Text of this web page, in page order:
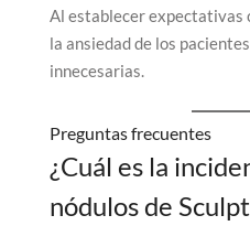
Al establecer expectativas
la ansiedad de los
innecesarias.
Preguntas frecuentes
¿Cuál es la
nódulos de